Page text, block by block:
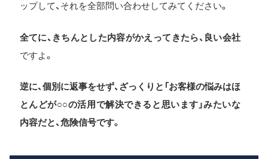
ップして、それを全部問い合わせしてみてください。
全てに、きちんとした内容がかえってきたら、良い会社
ですよ。
逆に、個別に返事をせず、ざっくりと「お客様の悩みはほ
とんどが○○の活用で解決できると思います」みたいな
内容だと、危険信号です。